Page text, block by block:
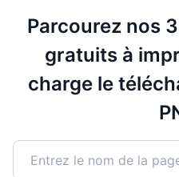
Parcourez nos
gratuits à
charge le